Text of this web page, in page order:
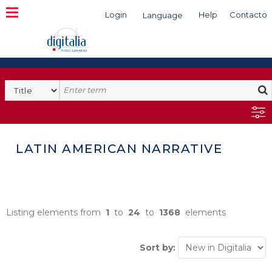
Login Language Help Contacto
Search
LATIN AMERICAN NARRATIVE
Listing elements from 1 to 24 to 1368 elements
Sort by: